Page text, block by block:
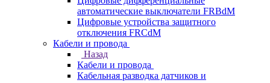
автоматические выключатели FRBdM
Цифровые устройства защитного
отключения FRCdM
Кабели и провода
Назад
Кабели и провода
Кабельная разводка датчиков и